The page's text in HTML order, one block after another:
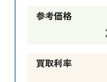
参考価格
買取利率